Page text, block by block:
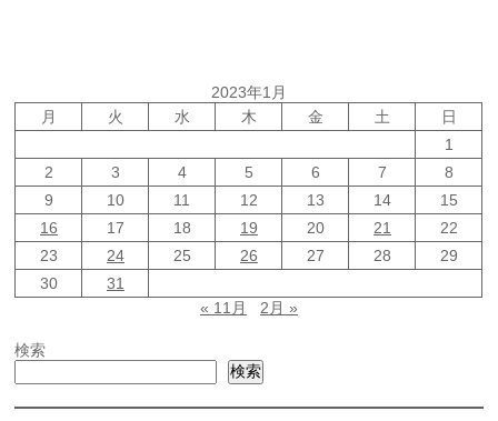
2023年1月
月
火 水 木 金 土
日
1
2
3 4 5 6 7
8
9
10 11 12 13 14
15
16
17 18 19 20 21
22
23
24 25 26 27 28
29
30
31
« 11月
2月 »
検索
検索